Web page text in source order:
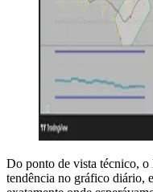
Do ponto de vista técnico,
tendência no gráfico diário,